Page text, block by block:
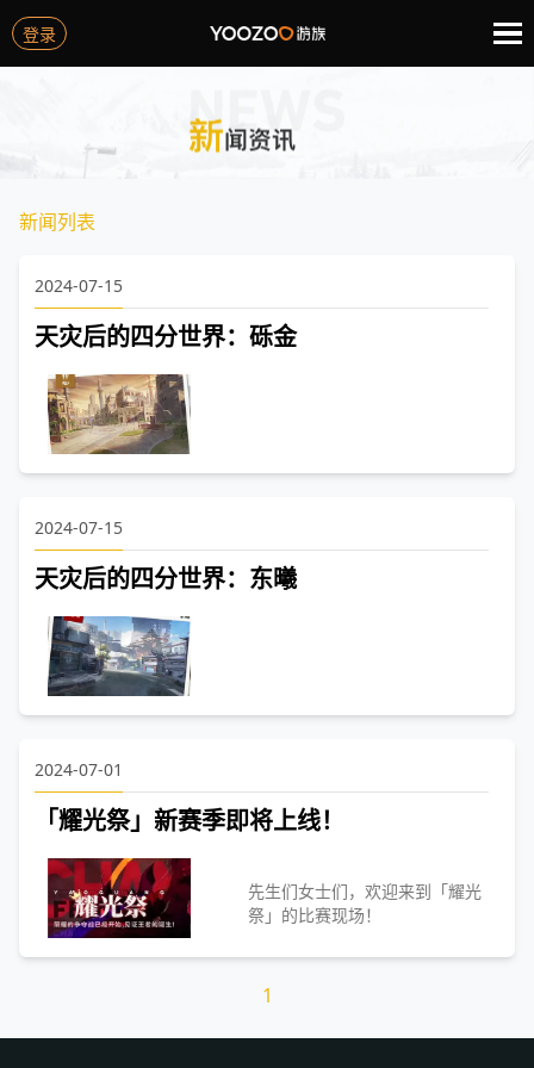
新闻列表
2024-07-15
天灾后的四分世界：砾金
2024-07-15
天灾后的四分世界：东曦
2024-07-01
「耀光祭」新赛季即将上线！
先生们女士们，欢迎来到「耀光
祭」的比赛现场！
1